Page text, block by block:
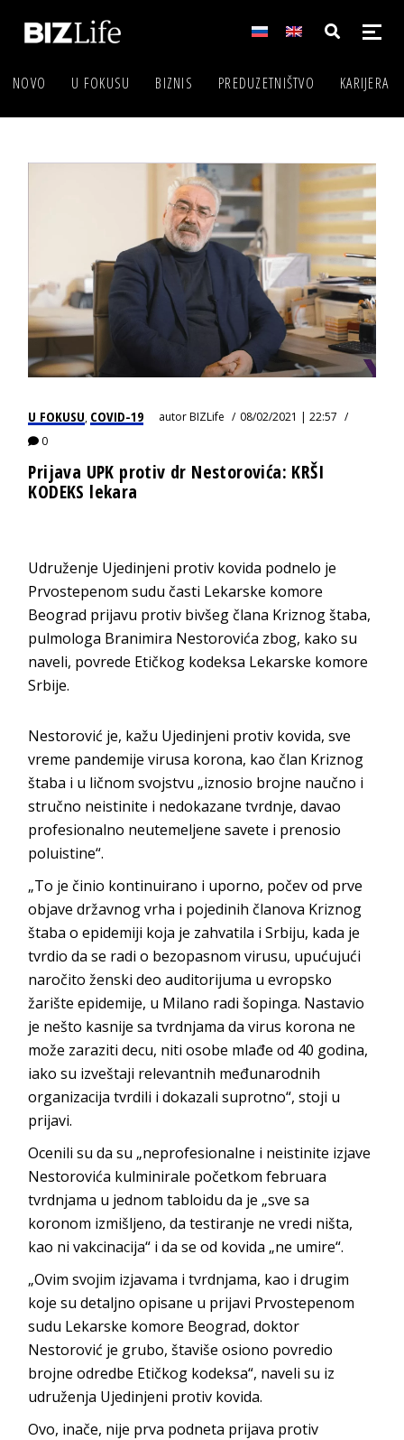
NOVO U FOKUSU BIZNIS PREDUZETNIŠTVO KARIJERA
U FOKUSU, COVID-19 autorBIZLife
08/02/2021 | 22:57
0
Prijava UPK protiv dr Nestorovića: KRŠI
KODEKS lekara
Udruženje Ujedinjeni protiv kovida podnelo je
Prvostepenom sudu časti Lekarske komore
Beograd prijavu protiv bivšeg člana Kriznog štaba,
pulmologa Branimira Nestorovića zbog, kako su
naveli, povrede Etičkog kodeksa Lekarske komore
Srbije.
Nestorović je, kažu Ujedinjeni protiv kovida, sve
vreme pandemije virusa korona, kao član Kriznog
štaba i u ličnom svojstvu „iznosio brojne naučno i
stručno neistinite i nedokazane tvrdnje, davao
profesionalno neutemeljene savete i prenosio
poluistine“.
„To je činio kontinuirano i uporno, počev od prve
objave državnog vrha i pojedinih članova Kriznog
štaba o epidemiji koja je zahvatila i Srbiju, kada je
tvrdio da se radi o bezopasnom virusu, upućujući
naročito ženski deo auditorijuma u evropsko
žarište epidemije, u Milano radi šopinga. Nastavio
je nešto kasnije sa tvrdnjama da virus korona ne
može zaraziti decu, niti osobe mlađe od 40 godina,
iako su izveštaji relevantnih međunarodnih
organizacija tvrdili i dokazali suprotno“, stoji u
prijavi.
Ocenili su da su „neprofesionalne i neistinite izjave
Nestorovića kulminirale početkom februara
tvrdnjama u jednom tabloidu da je „sve sa
koronom izmišljeno, da testiranje ne vredi ništa,
kao ni vakcinacija“ i da se od kovida „ne umire“.
„Ovim svojim izjavama i tvrdnjama, kao i drugim
koje su detaljno opisane u prijavi Prvostepenom
sudu Lekarske komore Beograd, doktor
Nestorović je grubo, štaviše osiono povredio
brojne odredbe Etičkog kodeksa“, naveli su iz
udruženja Ujedinjeni protiv kovida.
Ovo, inače, nije prva podneta prijava protiv